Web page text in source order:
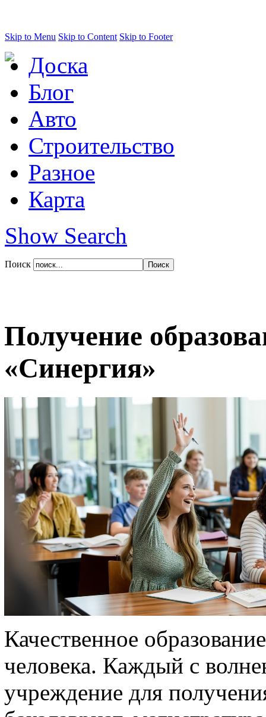
Skip to Menu Skip to Content Skip to Footer
Доска
Блог
Авто
Строительство
Разное
Карта
Show Search
Поиск
Получение
«Синергия»
Качественное
человека. Каждый с
учреждение для